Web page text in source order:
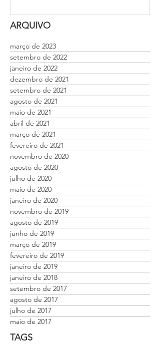
ARQUIVO
março de 2023
setembro de 2022
janeiro de 2022
dezembro de 2021
setembro de 2021
agosto de 2021
maio de 2021
abril de 2021
março de 2021
fevereiro de 2021
novembro de 2020
agosto de 2020
julho de 2020
maio de 2020
janeiro de 2020
novembro de 2019
agosto de 2019
junho de 2019
março de 2019
fevereiro de 2019
janeiro de 2019
janeiro de 2018
setembro de 2017
agosto de 2017
julho de 2017
maio de 2017
TAGS